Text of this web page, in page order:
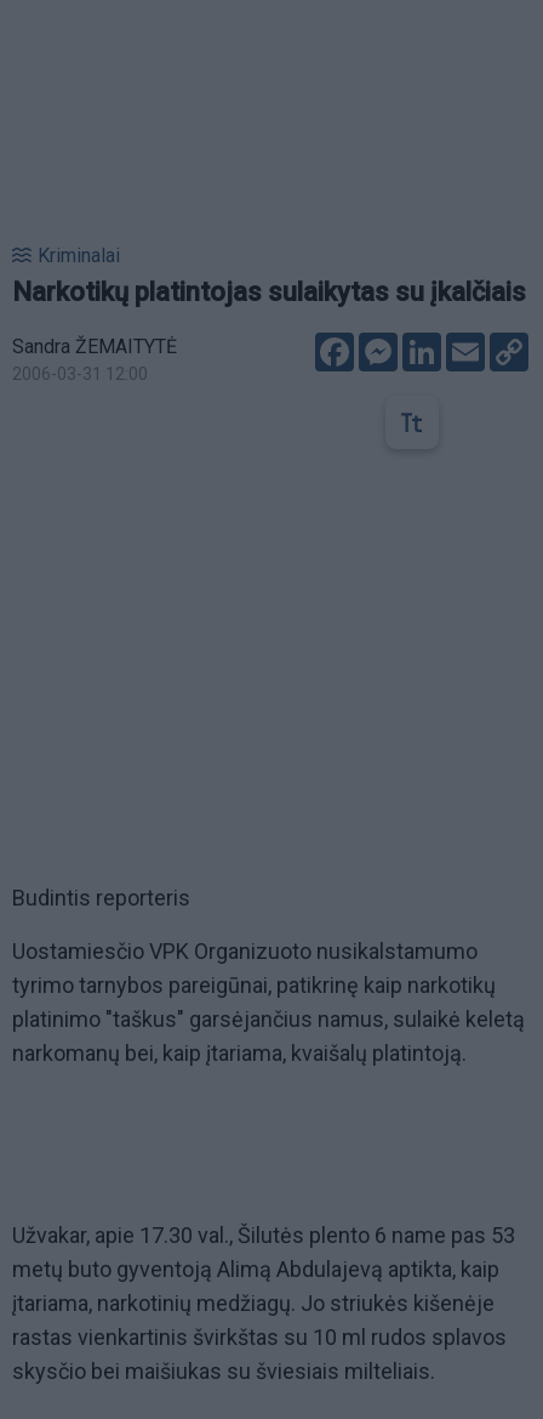
Kriminalai
Narkotikų platintojas sulaikytas su įkalčiais
Sandra ŽEMAITYTĖ
2006-03-31 12:00
FacebookMessenger
LinkedIn
Email
Budintis reporteris
Uostamiesčio VPK Organizuoto nusikalstamumo
tyrimo tarnybos pareigūnai, patikrinę kaip narkotikų
platinimo "taškus" garsėjančius namus, sulaikė keletą
narkomanų bei, kaip įtariama, kvaišalų platintoją.
Užvakar, apie 17.30 val., Šilutės plento 6 name pas 53
metų buto gyventoją Alimą Abdulajevą aptikta, kaip
įtariama, narkotinių medžiagų. Jo striukės kišenėje
rastas vienkartinis švirkštas su 10 ml rudos splavos
skysčio bei maišiukas su šviesiais milteliais.